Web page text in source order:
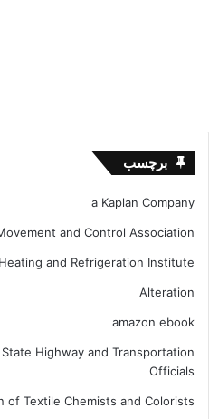
برچسب
a Kaplan Company
and Control Association
and Refrigeration Institute
Alteration
amazon ebook
Highway and Transportation
Officials
of Textile Chemists and Colorists